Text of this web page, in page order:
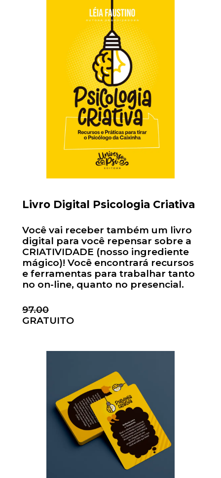
Livro Digital Psicologia Criativa
Você vai receber também um livro
digital para você repensar sobre a
CRIATIVIDADE (nosso ingrediente
mágico)! Você encontrará recursos
e ferramentas para trabalhar tanto
no on-line, quanto no presencial.
97.00
GRATUITO